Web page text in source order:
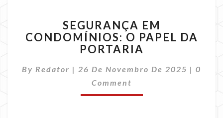
EM
CONDOMÍNIOS:
O
DA
PORTARIA
SEGURANÇA EM
CONDOMÍNIOS: O PAPEL DA
PORTARIA
By Redator | 26 De Novembro De 2025 | 0
Comment